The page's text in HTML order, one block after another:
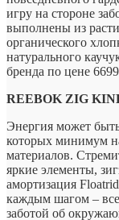
игру на стороне
выполнены из
органического
натурального
бренда по цене
REEBOK ZIG
Энергия может
которых минимум
материалов.
яркие элементы,
амортизация
каждым шагом –
заботой об